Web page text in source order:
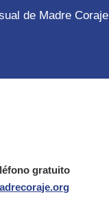
de Madre Coraje
gratuito